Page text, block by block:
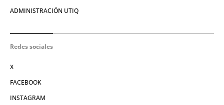
ADMINISTRACIÓN UTIQ
Redes sociales
X
FACEBOOK
INSTAGRAM